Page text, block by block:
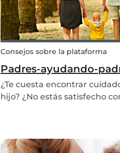
Consejos sobre la plataforma
Padres-ayudando-
¿Te cuesta encontrar
hijo? ¿No estás satisfecho
encontrar un cu...